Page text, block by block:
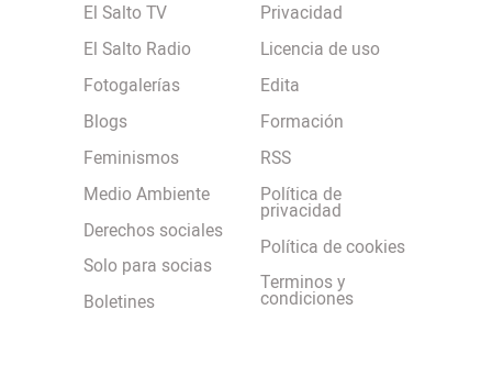
El Salto TV
El Salto Radio
Fotogalerías
Blogs
Feminismos
Medio Ambiente
Derechos sociales
Solo para socias
Boletines
Privacidad
Licencia de uso
Edita
Formación
RSS
Política de
privacidad
Política de cookies
Terminos y
condiciones